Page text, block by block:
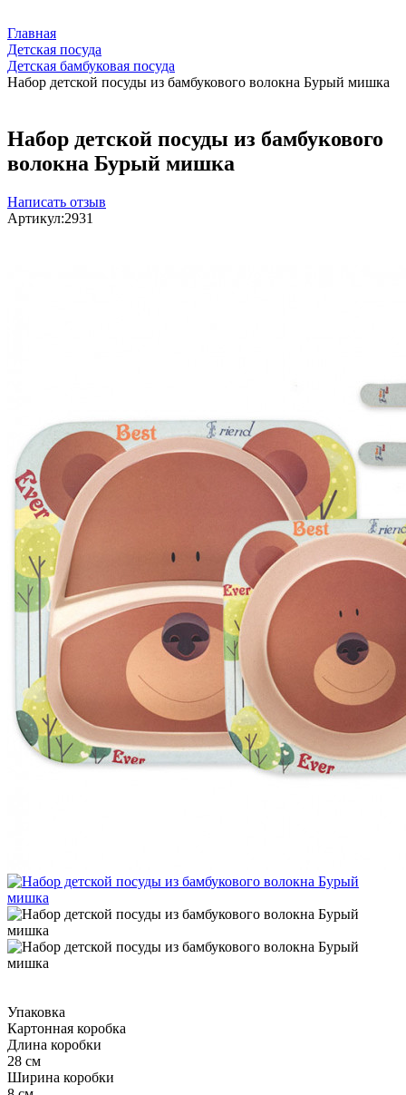
Главная
Детская посуда
Детская бамбуковая посуда
Набор детской посуды из бамбукового волокна Бурый мишка
Набор детской посуды из бамбукового
волокна Бурый мишка
Написать отзыв
Артикул:2931
Упаковка
Картонная коробка
Длина коробки
28 см
Ширина коробки